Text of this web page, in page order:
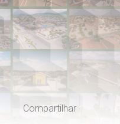
Compartilhar